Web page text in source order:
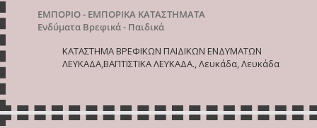
ΕΜΠΟΡΙΟ - ΕΜΠΟΡΙΚΑ ΚΑΤΑΣΤΗΜΑΤΑ
Ενδύματα Βρεφικά - Παιδικά
ΚΑΤΑΣΤΗΜΑ ΒΡΕΦΙΚΩΝ ΠΑΙΔΙΚΩΝ ΕΝΔΥΜΑΤΩΝ
ΛΕΥΚΑΔΑ,ΒΑΠΤΙΣΤΙΚΑ ΛΕΥΚΑΔΑ., Λευκάδα, Λευκάδα